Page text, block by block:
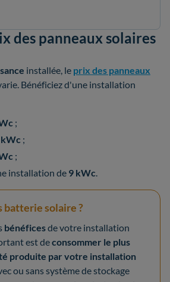
des panneaux solaires
installée, le prix des panneaux
Bénéficiez d'une installation
;
;
;
installation de 9 kWc.
batterie solaire ?
bénéficesde votre installation
est deconsommer le plus
produite par votre installation
ou sans système de stockage